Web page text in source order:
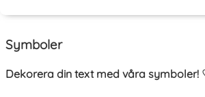
Symboler
Dekorera din text med våra